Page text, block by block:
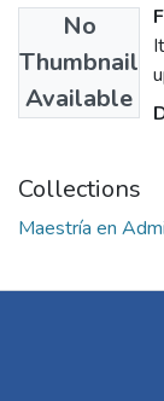
No
Thumbnail
Available
Collections
Maestría en